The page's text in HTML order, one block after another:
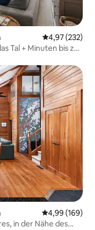
4,97 (232)
Tal + Minuten bis zur
4,99 (169)
in der Nähe des